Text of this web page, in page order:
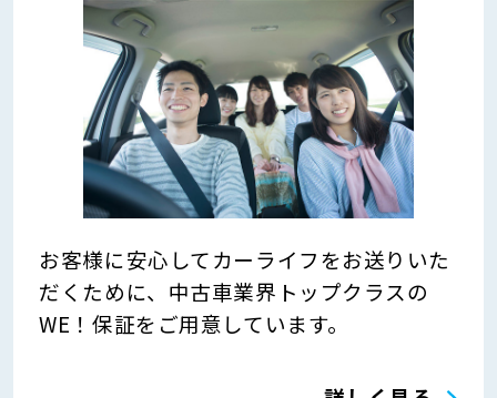
お客様に安心してカーライフをお送りいた
だくために、中古車業界トップクラスの
WE！保証をご用意しています。